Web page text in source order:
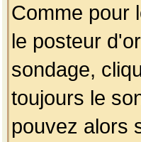
Comme pour
le posteur
sondage,
toujours le
pouvez alors